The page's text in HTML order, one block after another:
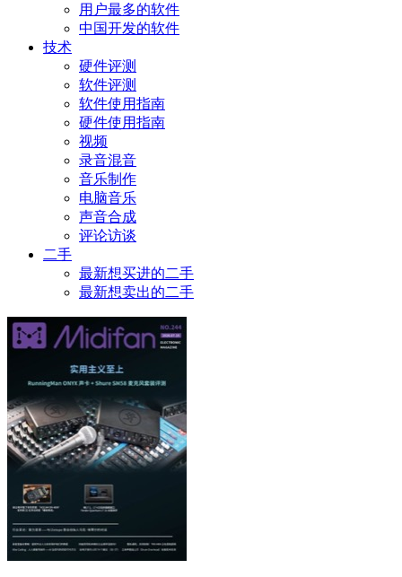
用户最多的软件
中国开发的软件
技术
硬件评测
软件评测
软件使用指南
硬件使用指南
视频
录音混音
音乐制作
电脑音乐
声音合成
评论访谈
二手
最新想买进的二手
最新想卖出的二手